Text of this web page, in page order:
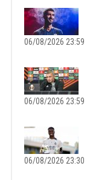
06/08/2026 23:59
06/08/2026 23:59
06/08/2026 23:30